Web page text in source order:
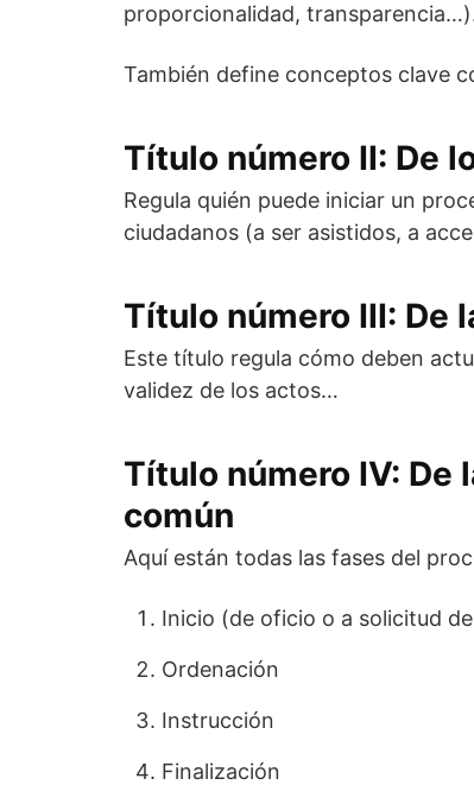
proporcionalidad,
También define conceptos clave
Título número II: De
Regula quién puede iniciar un
ciudadanos (a ser asistidos, a
Título número III: De
Este título regula cómo deben
validez de los actos…
Título número IV:
común
Aquí están todas las fases del
Inicio (de oficio o a solicitud
Ordenación
Instrucción
Finalización